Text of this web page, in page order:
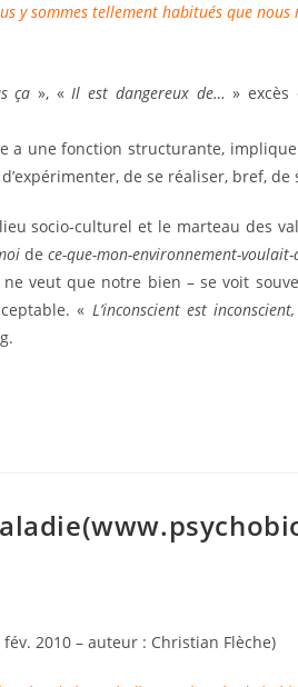
y sommes tellement habitués que
ça », «Il est dangereux de… » excès
a une fonction structurante,
de se réaliser, bref, de
socio-culturel et le marteau des
de ce-que-mon-environnement-voulait-
veut que notre bien – se voit
« L’inconscient est
2010 – auteur : Christian Flèche)